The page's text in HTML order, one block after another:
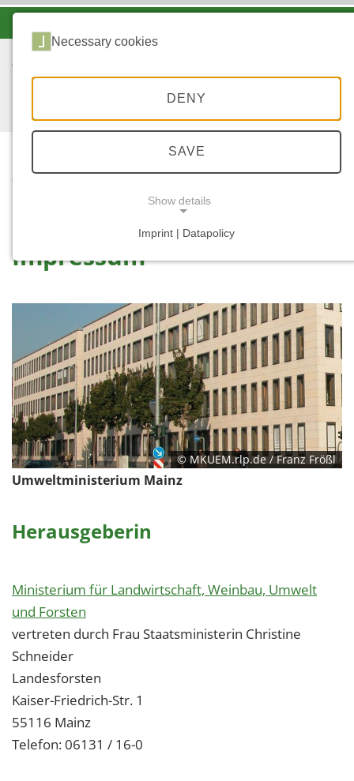
STARTSEITE
...
Impressum
© MKUEM.rlp.de / Franz Frößl
Umweltministerium Mainz
Herausgeberin
Ministerium für Landwirtschaft, Weinbau, Umwelt
und Forsten
vertreten durch Frau Staatsministerin Christine
Schneider
Landesforsten
Kaiser-Friedrich-Str. 1
55116 Mainz
Telefon: 06131 / 16-0
Necessary cookies
DENY
SAVE
Show details
Imprint | Datapolicy